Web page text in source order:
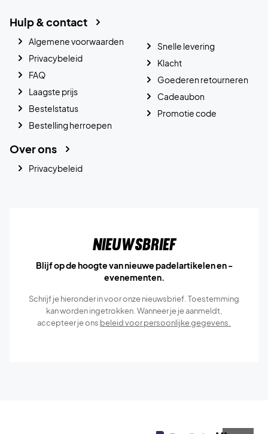
Hulp & contact
Algemene voorwaarden
Privacybeleid
FAQ
Laagste prijs
Bestelstatus
Bestelling herroepen
Snelle levering
Klacht
Goederen retourneren
Cadeaubon
Promotie code
Over ons
Privacybeleid
Nieuwsbrief
Blijf op de hoogte van nieuwe padelartikelen en -
evenementen.
Schrijf je hieronder in voor onze nieuwsbrief. Toestemming
kan worden ingetrokken. Wanneer je je aanmeldt,
accepteer je ons beleid voor persoonlijke gegevens.